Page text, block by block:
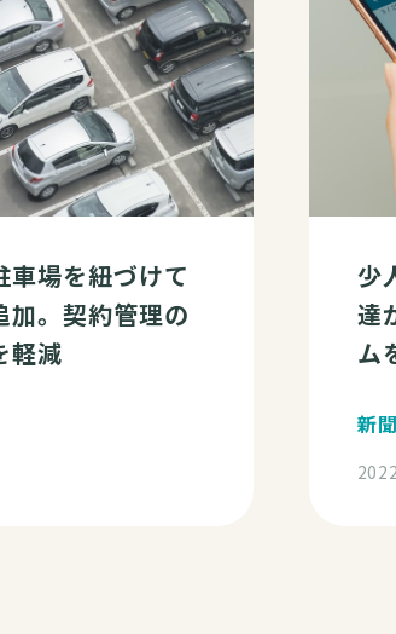
車場を紐づけて
加。契約管理の
軽減
少
達
ム
新